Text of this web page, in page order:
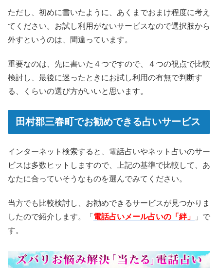
ただし、初めに書いたように、あくまでおまけ程度に考え
てください。お試し利用がないサービスなので選択肢から
外すというのは、間違っています。
重要なのは、先に書いた４つですので、４つの視点で比較
検討し、最後に迷ったときにお試し利用の有無で判断す
る、くらいの選び方がいいと思います。
田村郡三春町でお勧めできる占いサービス
インターネット検索すると、電話占いやネット占いのサー
ビスは多数ヒットしますので、上記の基準で比較して、あ
なたに合っていそうなものを選んでみてください。
当方でも比較検討し、お勧めできるサービスが見つかりま
したので紹介します。「 電話占いメール占いの「絆」
」で
す。